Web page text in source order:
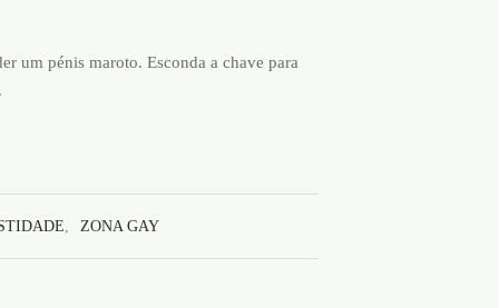
um pénis maroto. Esconda a chave para
, ZONA GAY